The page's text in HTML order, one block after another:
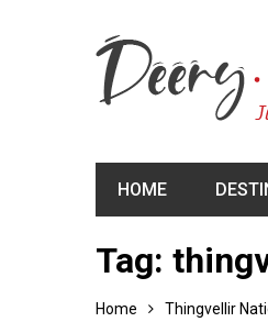
HOME
Tag:
Home Thingvellir